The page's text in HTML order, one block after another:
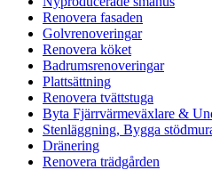
Renovera fasaden
Golvrenoveringar
Renovera köket
Badrumsrenoveringar
Plattsättning
Renovera tvättstuga
Byta Fjärrvärmeväxlare &
Stenläggning, Bygga
Dränering
Renovera trädgården